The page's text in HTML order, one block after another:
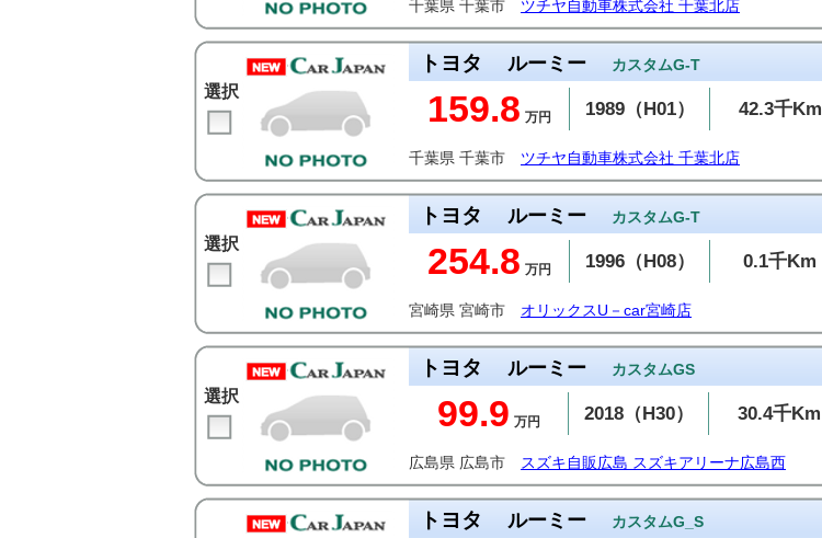
千葉県 千葉市 ツチヤ自動車株式会社 千葉北店
選択
トヨタ ルーミー カスタムG-T
159.8 万円 1989（H01） 42.3千Km
千葉県 千葉市 ツチヤ自動車株式会社 千葉北店
選択
トヨタ ルーミー カスタムG-T
254.8 万円 1996（H08） 0.1千Km
宮崎県 宮崎市 オリックスU－car宮崎店
選択
トヨタ ルーミー カスタムGS
99.9 万円 2018（H30） 30.4千Km
広島県 広島市 スズキ自販広島 スズキアリーナ広島西
トヨタ ルーミー カスタムG_S